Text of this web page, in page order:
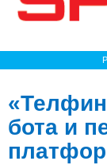
бота и